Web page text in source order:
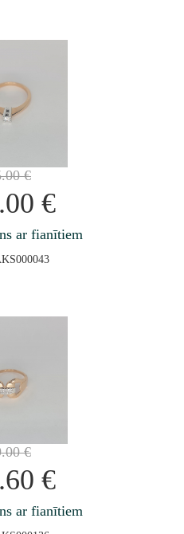
€
€
ar fianītiem
€
€
ar fianītiem